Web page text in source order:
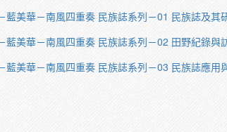
藍美華－南風四重奏 民族誌系列－01 民族誌及其
藍美華－南風四重奏 民族誌系列－02 田野紀錄與
藍美華－南風四重奏 民族誌系列－03 民族誌應用